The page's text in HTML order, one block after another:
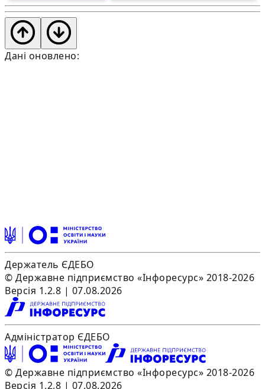
Дані оновлено:
Держатель ЄДЕБО
© Державне підприємство «Інфоресурс» 2018-2026
Версія 1.2.8 | 07.08.2026
Адміністратор ЄДЕБО
© Державне підприємство «Інфоресурс» 2018-2026
Версія 1.2.8 | 07.08.2026